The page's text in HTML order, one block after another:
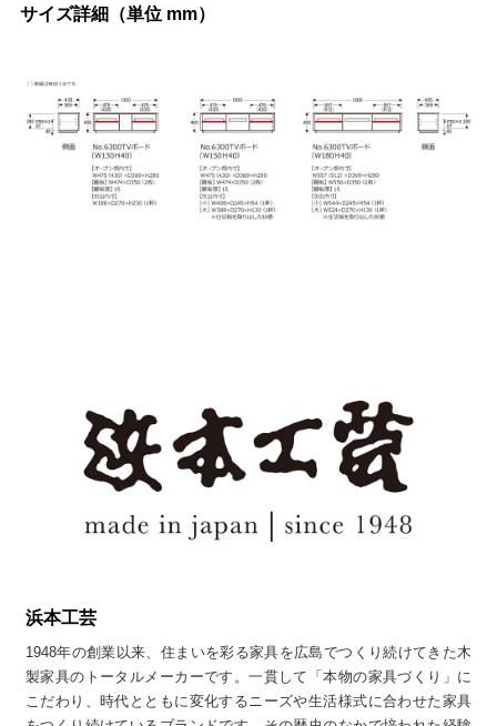
サイズ詳細（単位 mm）
浜本工芸
1948年の創業以来、住まいを彩る家具を広島でつくり続けてきた木
製家具のトータルメーカーです。一貫して「本物の家具づくり」に
こだわり、時代とともに変化するニーズや生活様式に合わせた家具